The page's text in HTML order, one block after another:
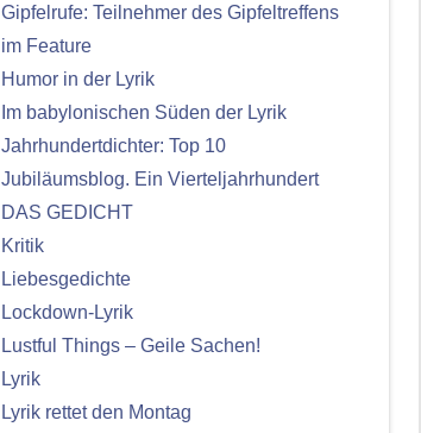
Gipfelrufe: Teilnehmer des Gipfeltreffens
im Feature
Humor in der Lyrik
Im babylonischen Süden der Lyrik
Jahrhundertdichter: Top 10
Jubiläumsblog. Ein Vierteljahrhundert
DAS GEDICHT
Kritik
Liebesgedichte
Lockdown-Lyrik
Lustful Things – Geile Sachen!
Lyrik
Lyrik rettet den Montag